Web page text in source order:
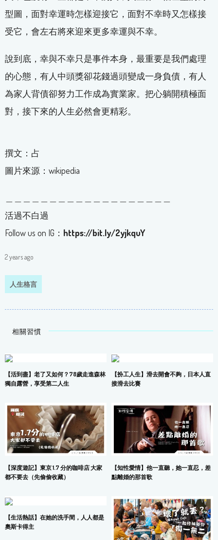
型圖，面對幸運時怎樣迎接它，面對不幸時又怎樣接
受它，會左右將來迎來更多幸運與不幸。
說到底，幸與不幸只是事件本身，最重要是我們處理
的心態，有人中頭獎卻花錢過頭變成一身負債，有人
為家人背債卻努力工作成為實業家。把心躺開積極面
對，接下來的人生必然會更精彩。
撰文：占
圖片來源：wikipedia
活過不白過
Follow us on IG： https://bit.ly/2yjkquY
2 years ago
人生格言
相關習慣
【活到盡】老了又如何？78歲走進森林
獨自露營，享受第二人生
【扮工人生】滑去開會不夠，日本人直
接滑去比賽
【深度遊記】東京 1.7 分的咖啡店 大家
都不要去（先偷偷收藏）
【知性愛情】他一直聽，她一直忍，差
點離婚的那首歌
【生活熱話】在她的洗手間，人人都是
奧斯卡得主